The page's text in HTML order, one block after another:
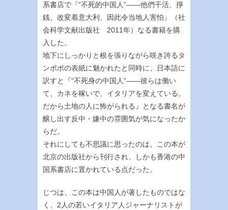
系書店で『“不死的中国人”――他們干活、掙
銭、改変着意大利、因此令当地人害怕』（社
会科学文献出版社 2011年）なる書籍を購
入した。
地下にしっかりと根を張りながら咲き誇るタ
ンポポの表紙に魅かれたと同時に、日本語に
訳すと『“不死身の中国人”――彼らは働い
て、カネを稼いで、イタリアを変えている。
だから土地の人に怖がられる』となる書名が
醸し出す反中・嫌中の雰囲気が気になったか
らだ。
それにしても不思議に思ったのは、この本が
北京の出版社から刊行され、しかも香港の中
国系書店に置かれている点だった。
じつは、この本は中国人が著したものではな
く、2人の若いイタリア人ジャーナリストが